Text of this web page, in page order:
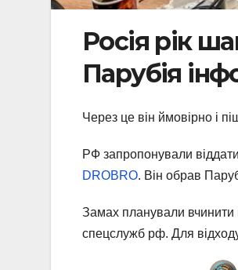
Росія рік
Парубія
Через це він ймовірно і
РФ запропонували
DROBRO. Він обрав
Замах планували вчинити
спецслужб рф. Для